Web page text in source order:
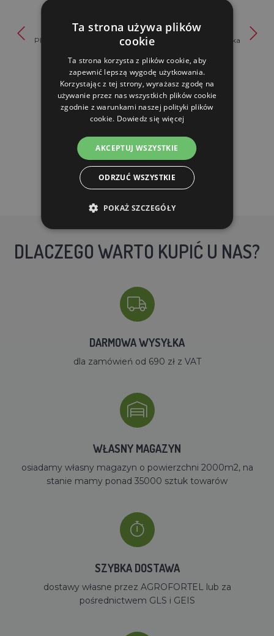
Plastikowe gniazdo do układania Standard 10125 - kukułka
79.90 zl
76.20 zl
W MAGAZYNIE
DLACZEGO WARTO KUPIĆ U NAS?
DARMOWA WYSYŁKA
dla zamówień od 690 zł z VAT
WŁASNY MAGAZYN
osiadamy własny magazyn o powierzchni 2000m2, na
stanie mamy ponad 35000 sztuk towarów
SZYBKA DOSTAWA
dostawy własne przez AGROFORTEL lub za
pośrednictwem GLS i GEIS
Ta strona używa plików
cookie
Ta strona korzysta z plików cookie, aby
zapewnić lepszą wygodę użytkowania.
Korzystając z tej strony, wyrażasz zgodę na
używanie przez nas wszystkich plików cookie
zgodnie z warunkami naszej polityki plików
cookie. Dowiedz się więcej
AKCEPTUJ WSZYSTKIE
ODRZUĆ WSZYSTKIE
POKAŻ SZCZEGÓŁY